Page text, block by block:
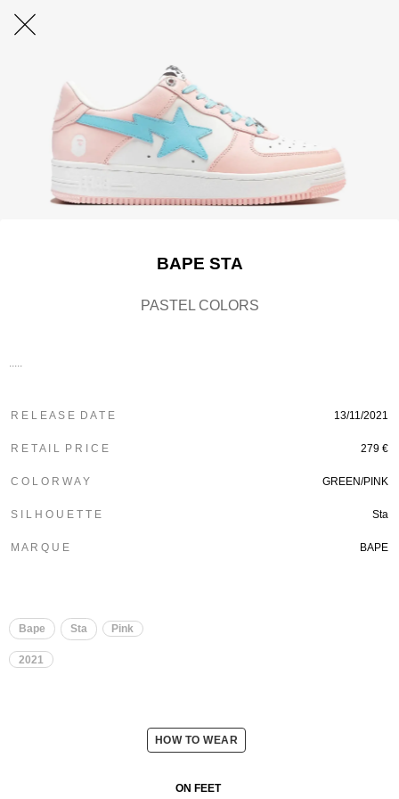
BAPE STA
PASTEL COLORS
R E L E A S E D A T E 13/11/2021
R E T A I L P R I C E 279 €
C O L O R W A Y GREEN/PINK
S I L H O U E T T E Sta
M A R Q U E BAPE
Bape Sta Pink
2021
HOW TO WEAR
ON FEET